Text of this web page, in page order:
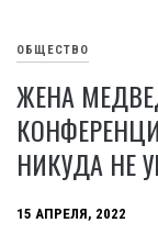
ОБЩЕСТВО
ЖЕНА
НИКУДА НЕ
15 АПРЕЛЯ, 2022